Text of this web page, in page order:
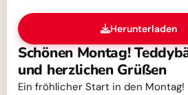
Herunterladen
Schönen Montag!
und herzlichen Grüßen
Ein fröhlicher Start in den Montag!